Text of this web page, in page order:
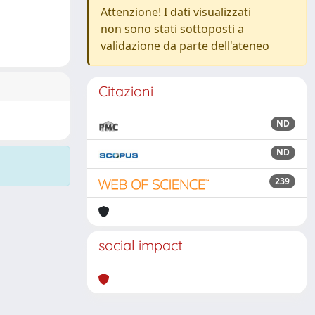
Attenzione! I dati visualizzati
non sono stati sottoposti a
validazione da parte dell'ateneo
Citazioni
ND
ND
239
social impact